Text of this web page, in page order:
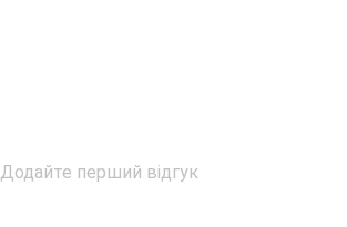
Додайте перший відгук